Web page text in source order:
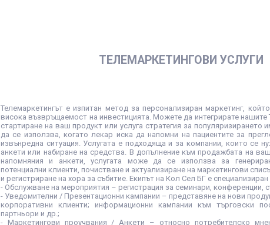
ТЕЛЕМАРКЕТИНГОВИ УСЛУГИ
Телемаркетингът е изпитан метод за персонализиран маркетинг,
висока възвръщаемост на инвестицията. Можете да интегрирате нашите
стартиране на ваш продукт или услуга стратегия за популяризирането
да се използва, когато лекар иска да напомни на пациентите за
извънредна ситуация. Услугата е подходяща и за компании, които се
анкети или набиране на средства. В допълнение към продажбата на
напомняния и анкети, услугата може да се използва за
потенциални клиенти, почистване и актуализиране на маркетингови
и регистриране на хора за събитие. Екипът на Кол Сел БГ е специализиран
- Обслужване на мероприятия – регистрация за семинари, конференции,
- Уведомителни / Презентационни кампании – представяне на нови
корпоративни клиенти; информационни кампании към търговски
партньори и др.;
- Маркетингови проучвания / Анкети – относно потребителско